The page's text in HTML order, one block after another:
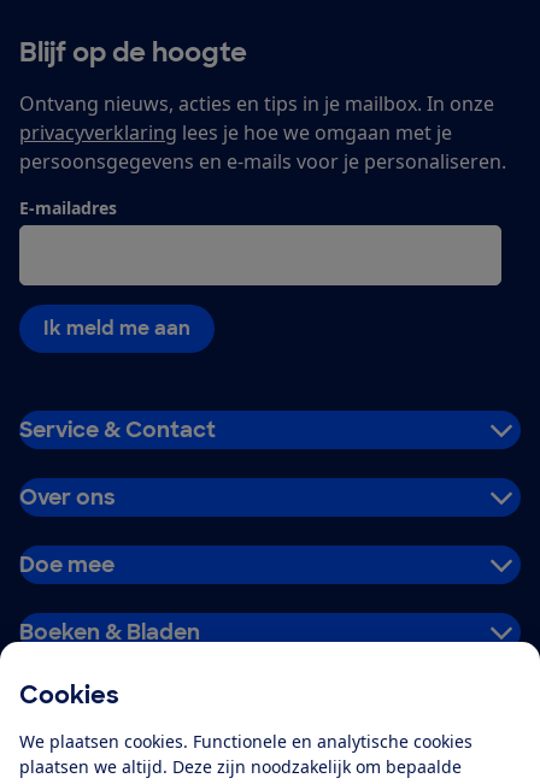
Cookies
We plaatsen cookies. Functionele en analytische cookies
plaatsen we altijd. Deze zijn noodzakelijk om bepaalde
Blijf op de hoogte
Ontvang nieuws, acties en tips in je mailbox. In onze
privacyverklaring lees je hoe we omgaan met je
persoonsgegevens en e-mails voor je personaliseren.
E-mailadres
Ik meld me aan
Service & Contact
Over ons
Doe mee
Boeken & Bladen